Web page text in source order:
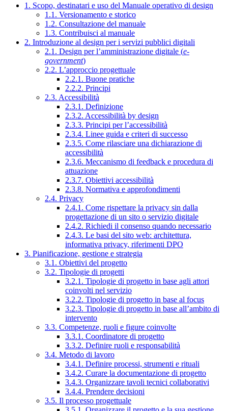
1. Scopo, destinatari e uso del Manuale operativo di design
1.1. Versionamento e storico
1.2. Consultazione del manuale
1.3. Contribuisci al manuale
2. Introduzione al design per i servizi pubblici digitali
2.1. Design per l’amministrazione digitale (e-
government)
2.2. L’approccio progettuale
2.2.1. Buone pratiche
2.2.2. Principi
2.3. Accessibilità
2.3.1. Definizione
2.3.2. Accessibilità by design
2.3.3. Principi per l’accessibilità
2.3.4. Linee guida e criteri di successo
2.3.5. Come rilasciare una dichiarazione di
accessibilità
2.3.6. Meccanismo di feedback e procedura di
attuazione
2.3.7. Obiettivi accessibilità
2.3.8. Normativa e approfondimenti
2.4. Privacy
2.4.1. Come rispettare la privacy sin dalla
progettazione di un sito o servizio digitale
2.4.2. Richiedi il consenso quando necessario
2.4.3. Le basi del sito web: architettura,
informativa privacy, riferimenti DPO
3. Pianificazione, gestione e strategia
3.1. Obiettivi del progetto
3.2. Tipologie di progetti
3.2.1. Tipologie di progetto in base agli attori
coinvolti nel servizio
3.2.2. Tipologie di progetto in base al focus
3.2.3. Tipologie di progetto in base all’ambito di
intervento
3.3. Competenze, ruoli e figure coinvolte
3.3.1. Coordinatore di progetto
3.3.2. Definire ruoli e responsabilità
3.4. Metodo di lavoro
3.4.1. Definire processi, strumenti e rituali
3.4.2. Curare la documentazione di progetto
3.4.3. Organizzare tavoli tecnici collaborativi
3.4.4. Prendere decisioni
3.5. Il processo progettuale